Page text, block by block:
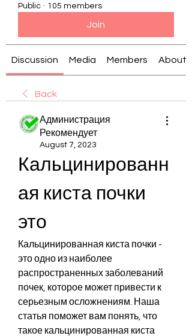
Public · 105 members
Join
Discussion Media Members About
Back
Администрация
Рекомендует
August 7, 2023
Кальцинированн
ая киста почки
это
Кальцинированная киста почки -
это одно из наиболее
распространенных заболеваний
почек, которое может привести к
серьезным осложнениям. Наша
статья поможет вам понять, что
такое кальцинированная киста